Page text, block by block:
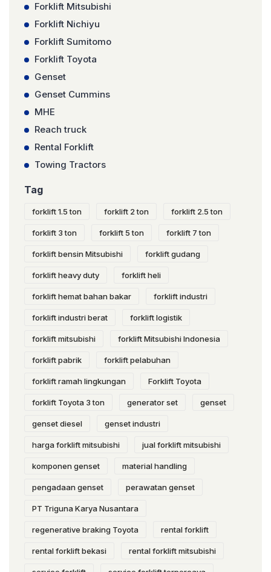
Forklift Mitsubishi
Forklift Nichiyu
Forklift Sumitomo
Forklift Toyota
Genset
Genset Cummins
MHE
Reach truck
Rental Forklift
Towing Tractors
Tag
forklift 1.5 ton forklift 2 ton forklift 2.5 ton
forklift 3 ton forklift 5 ton forklift 7 ton
forklift bensin Mitsubishi forklift gudang
forklift heavy duty forklift heli
forklift hemat bahan bakar forklift industri
forklift industri berat forklift logistik
forklift mitsubishi forklift Mitsubishi Indonesia
forklift pabrik forklift pelabuhan
forklift ramah lingkungan Forklift Toyota
forklift Toyota 3 ton generator set genset
genset diesel genset industri
harga forklift mitsubishi jual forklift mitsubishi
komponen genset material handling
pengadaan genset perawatan genset
PT Triguna Karya Nusantara
regenerative braking Toyota rental forklift
rental forklift bekasi rental forklift mitsubishi